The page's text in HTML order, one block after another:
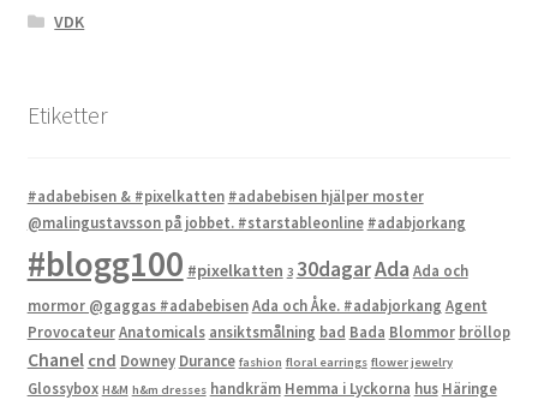
VDK
Etiketter
#adabebisen & #pixelkatten #adabebisen hjälper moster
@malingustavsson på jobbet. #starstableonline #adabjorkang
#blogg100 #pixelkatten 3 30dagarAda Ada och
mormor @gaggas #adabebisenAda och Åke. #adabjorkang Agent
ProvocateurAnatomicals ansiktsmålning bad Bada Blommor bröllop
Chanel cnd Downey Durance fashion floral earrings flower jewelry
Glossybox H&M h&m dresses handkräm Hemma i Lyckorna hus Häringe